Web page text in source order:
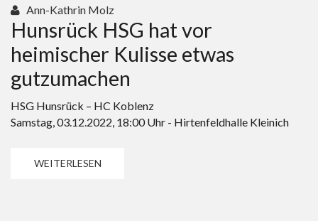
Ann-Kathrin Molz
Hunsrück HSG hat vor
heimischer Kulisse etwas
gutzumachen
HSG Hunsrück – HC Koblenz
Samstag, 03.12.2022, 18:00 Uhr - Hirtenfeldhalle Kleinich
WEITERLESEN